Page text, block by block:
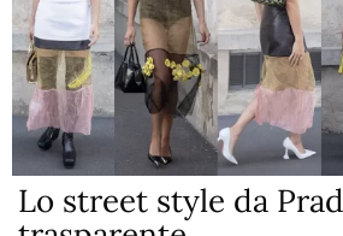
Lo street style da